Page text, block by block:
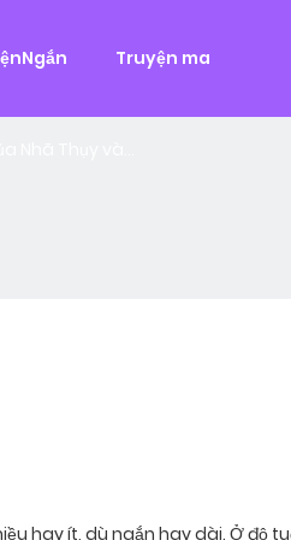
Truyện ma
chính. Cho đến một ngày,
hay ít, dù ngắn hay dài. Ở độ